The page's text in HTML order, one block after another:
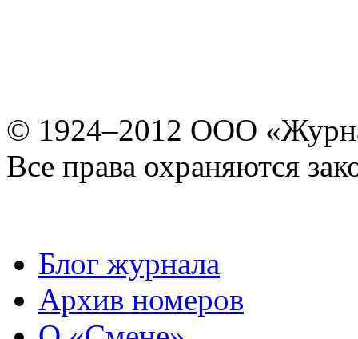
© 1924–2012 ООО
Все права охраняются
Блог журнала
Архив номеров